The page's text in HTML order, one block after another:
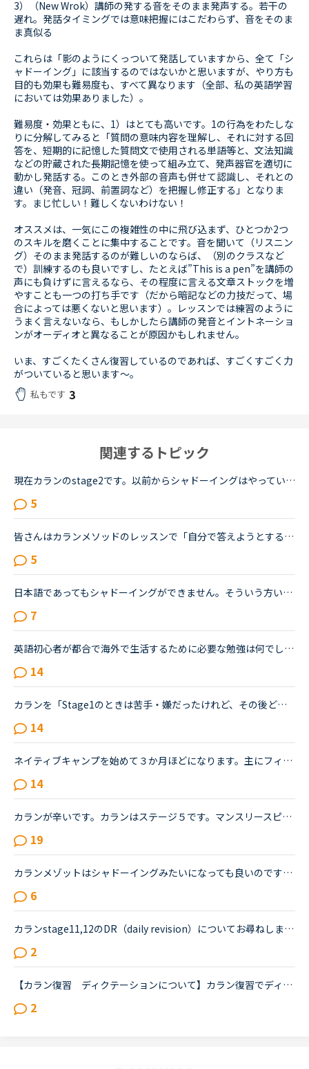
3）（New Wrok）講師の発する音をそのまま発声する。若干の
遅れ。発話タイミングでは意味把握にはこだわらず、音をそのま
ま真似る
これらは「影のようにくっついて発話していますから、全て「シ
ャドーイング」に該当するのではないかと思いますが、やり方も
目的も効果も難易度も、すべて異なります（全部、私の英語学習
においては効果ありました）。
難易度・効果ともに、1）はとても高いです。1の行為をわたしな
りに分解してみると「質問の意味内容を理解し、それに対する回
答を、短期的に記憶した質問文で使用される単語等と、文法知識
などの貯蔵された長期記憶を使って組み立て、発声器官を適切に
動かし発話する。このとき外部の音声も併せて認識し、それとの
違い（発音、冠詞、前置詞など）を把握し修正する」となりま
す。まじ忙しい！難しくないわけない！
オススメは、一気にこの複雑性の中に飛び込まず、ひとつか2つ
のスキルを磨くことに集中することです。音を聞いて（リスニン
グ）そのまま発話するのが難しいのならば、（別のクラスなど
で）訓練するのも良いですし、たとえば”This is a pen”を講師の
声にも負けずに言えるなら、その程度に言える文章ストックを増
やすことも一つの打ち手です（だから暗記などの力技だって、場
合によっては悪くないと思います）。レッスンでは練習のように
うまく言えないなら、もしかしたら講師の発音とイントネーショ
ンがオーディオと異なることが原因かもしれません。
いま、すごくたくさん復習しているのであれば、すごくすごく力
がついていると思います〜。
私もです 3
関連するトピック
現在カランのstage2です。以前からシャドーイングはやっていて、先に話してくれる先生だとその先生が話し始めたすぐ後に続いて話すことは出来るのですが、本日カランであたった先生は、質問後に私の回答を待つ先...
5
皆さんはカランメソッドのレッスンで「自分で答えようとする」と「シャドーイングに徹する」のどちらの方針で臨んでいますか？（特にNew WordsよりDaily Revisionの場合）私は「自分で答えようとする」のほうなの...
5
日本語であってもシャドーイングができません。そういう方いらっしゃいますか？カランStage2です。New Workで、Yes/No疑問文であれば、どのように回答すればよいかは一意に決まるのでよいのですが、open question...
7
英語初心者が都合で海外で生活するために必要な勉強は何でしょうか？恥ずかしながら、20年ほど英語からは遠ざかってきました。ほぼしゃべれません。現在カランSTAGE1から始めSTAGE3に入ったところです。こちらは...
14
カランを「Stage1のときは苦手・嫌だったけれど、その後どんどん好きになっていた／楽しくなっていった」方のお話を伺ってみたいです。いつも楽しく、共感しながらNC広場を拝見しています。カランを受講したく、1...
14
ネイティブキャンプを始めて３か月ほどになります。主にフィリピン人講師の方とレッスンしていますが、私はリスニングが全然できません。何を言われているのか、聞かれているのか、わからず理解できず、レッスン...
14
カランが辛いです。カランはステージ５です。マンスリースピーキングテストは毎回５か６です。オンライン英会話は1年前に他社で入会し、カランに惹かれてNCへ転校（？）しました。最初は死ぬほど緊張していたレッ...
19
カランメゾットはシャドーイングみたいになっても良いのですか？現在、カランをステージ5までやっている者です。ある先生からシャドーイングの要領でやるようにとアドバイスを受けてから、カランメソッドでは基本...
6
カランstage11,12のDR（daily revision）についてお尋ねします。決まりでは、４P（paragraph）分戻るということになっていますが、各種exercise,手紙のwrighting方法のparagraphなどが、そのなかにカウントされて...
2
【カラン復習 ディクテーションについて】カラン復習でディクテーションをするべきか悩んでいます。した方が良いとは思うのですが、今の自分にはディクテーションよりも他の勉強の方が必要なのではないかと感じ...
2